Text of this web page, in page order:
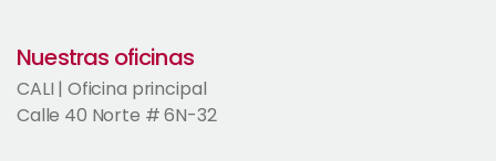
Nuestras oficinas
CALI | Oficina principal
Calle 40 Norte # 6N-32